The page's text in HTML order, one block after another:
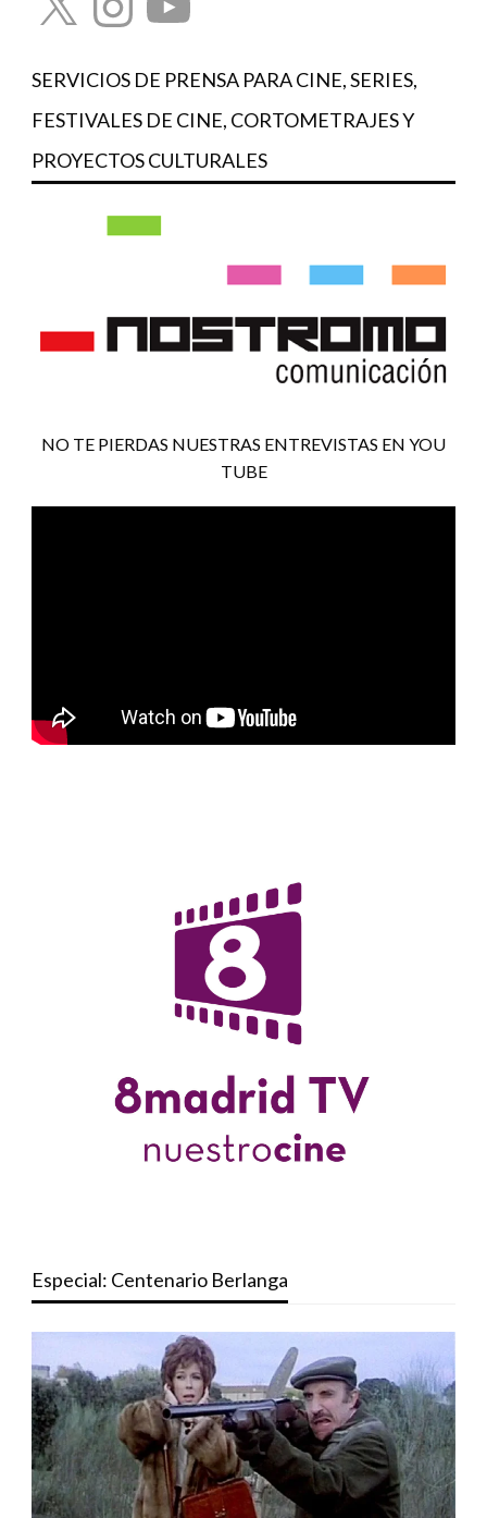
SERVICIOS DE PRENSA PARA CINE, SERIES,
FESTIVALES DE CINE, CORTOMETRAJES Y
PROYECTOS CULTURALES
NO TE PIERDAS NUESTRAS ENTREVISTAS EN YOU
TUBE
Especial: Centenario Berlanga